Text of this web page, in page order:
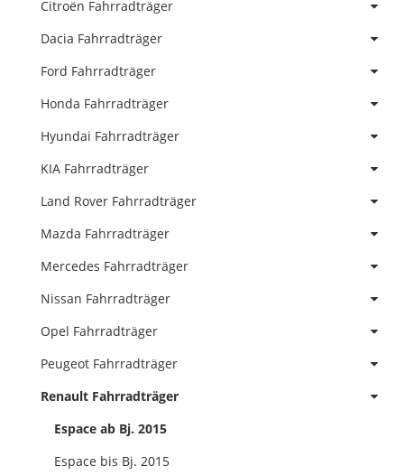
Citroën Fahrradträger
Dacia Fahrradträger
Ford Fahrradträger
Honda Fahrradträger
Hyundai Fahrradträger
KIA Fahrradträger
Land Rover Fahrradträger
Mazda Fahrradträger
Mercedes Fahrradträger
Nissan Fahrradträger
Opel Fahrradträger
Peugeot Fahrradträger
Renault Fahrradträger
Espace ab Bj. 2015
Espace bis Bj. 2015